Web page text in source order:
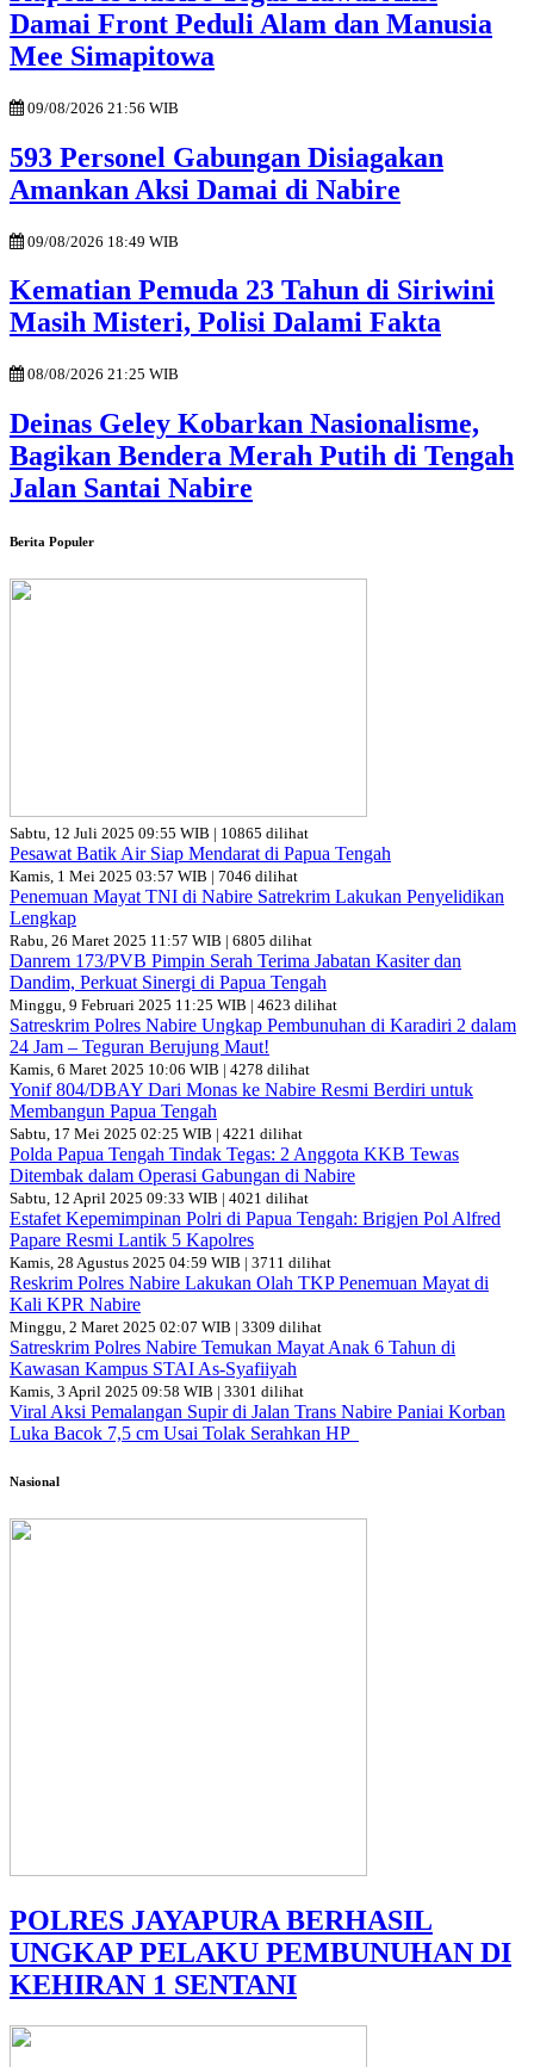
Damai Front Peduli Alam dan Manusia
Mee Simapitowa
09/08/2026 21:56 WIB
593 Personel Gabungan Disiagakan
Amankan Aksi Damai di Nabire
09/08/2026 18:49 WIB
Kematian Pemuda 23 Tahun di Siriwini
Masih Misteri, Polisi Dalami Fakta
08/08/2026 21:25 WIB
Deinas Geley Kobarkan Nasionalisme,
Bagikan Bendera Merah Putih di Tengah
Jalan Santai Nabire
Berita Populer
Sabtu, 12 Juli 2025 09:55 WIB | 10865 dilihat
Pesawat Batik Air Siap Mendarat di Papua Tengah
Kamis, 1 Mei 2025 03:57 WIB | 7046 dilihat
Penemuan Mayat TNI di Nabire Satrekrim Lakukan Penyelidikan
Lengkap
Rabu, 26 Maret 2025 11:57 WIB | 6805 dilihat
Danrem 173/PVB Pimpin Serah Terima Jabatan Kasiter dan
Dandim, Perkuat Sinergi di Papua Tengah
Minggu, 9 Februari 2025 11:25 WIB | 4623 dilihat
Satreskrim Polres Nabire Ungkap Pembunuhan di Karadiri 2 dalam
24 Jam – Teguran Berujung Maut!
Kamis, 6 Maret 2025 10:06 WIB | 4278 dilihat
Yonif 804/DBAY Dari Monas ke Nabire Resmi Berdiri untuk
Membangun Papua Tengah
Sabtu, 17 Mei 2025 02:25 WIB | 4221 dilihat
Polda Papua Tengah Tindak Tegas: 2 Anggota KKB Tewas
Ditembak dalam Operasi Gabungan di Nabire
Sabtu, 12 April 2025 09:33 WIB | 4021 dilihat
Estafet Kepemimpinan Polri di Papua Tengah: Brigjen Pol Alfred
Papare Resmi Lantik 5 Kapolres
Kamis, 28 Agustus 2025 04:59 WIB | 3711 dilihat
Reskrim Polres Nabire Lakukan Olah TKP Penemuan Mayat di
Kali KPR Nabire
Minggu, 2 Maret 2025 02:07 WIB | 3309 dilihat
Satreskrim Polres Nabire Temukan Mayat Anak 6 Tahun di
Kawasan Kampus STAI As-Syafiiyah
Kamis, 3 April 2025 09:58 WIB | 3301 dilihat
Viral Aksi Pemalangan Supir di Jalan Trans Nabire Paniai Korban
Luka Bacok 7,5 cm Usai Tolak Serahkan HP
Nasional
POLRES JAYAPURA BERHASIL
UNGKAP PELAKU PEMBUNUHAN DI
KEHIRAN 1 SENTANI